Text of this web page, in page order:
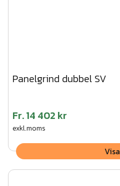
Panelgrind dubbel SV
Fr.14 402 kr
exkl.moms
Visa